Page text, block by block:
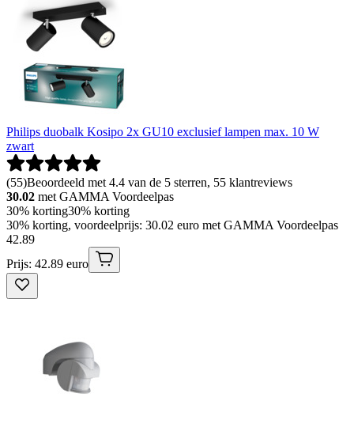
Philips duobalk Kosipo 2x GU10 exclusief lampen max. 10 W
zwart
(55)Beoordeeld met 4.4 van de 5 sterren, 55 klantreviews
30.02 met GAMMA Voordeelpas
30% korting30% korting
30% korting, voordeelprijs: 30.02 euro met GAMMA Voordeelpas
42.89
Prijs: 42.89 euro